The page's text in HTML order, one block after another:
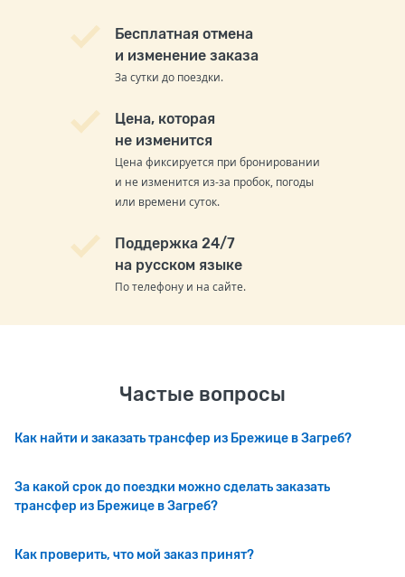
Бесплатная отмена
и изменение заказа
За сутки до поездки.
Цена, которая
не изменится
Цена фиксируется при бронировании
и не изменится из-за пробок, погоды
или времени суток.
Поддержка 24/7
на русском языке
По телефону и на сайте.
Частые вопросы
Как найти и заказать трансфер из Брежице в Загреб?
За какой срок до поездки можно сделать заказать
трансфер из Брежице в Загреб?
Как проверить, что мой заказ принят?